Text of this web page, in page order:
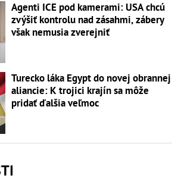
Agenti ICE pod kamerami: USA chcú
zvýšiť kontrolu nad zásahmi, zábery
však nemusia zverejniť
Turecko láka Egypt do novej obrannej
aliancie: K trojici krajín sa môže
pridať ďalšia veľmoc